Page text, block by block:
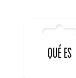
Qué es